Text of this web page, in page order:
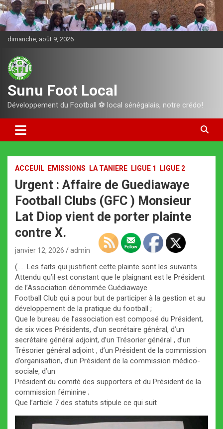
Aller
au
contenu
dimanche, août 9, 2026
Sunu Foot Local
Développement du Football ⚽️ local sénégalais, notre crédo!
ACCEUIL EMISSIONS LA TANIERE LIGUE 1 LIGUE 2
Urgent : Affaire de Guediawaye
Football Clubs (GFC ) Monsieur
Lat Diop vient de porter plainte
contre X.
janvier 12, 2026 admin
(….. Les faits qui justifient cette plainte sont les suivants.
Attendu qu’il est constant que le plaignant est le Président
de l’Association dénommée Guédiawaye
Football Club qui a pour but de participer à la gestion et au
développement de la pratique du football ;
Que le bureau de l’association est composé du Président,
de six vices Présidents, d’un secrétaire général, d’un
secrétaire général adjoint, d’un Trésorier général , d’un
Trésorier général adjoint , d’un Président de la commission
d’organisation, d’un Président de la commission médico-
sociale, d’un
Président du comité des supporters et du Président de la
commission féminine ;
Que l’article 7 des statuts stipule ce qui suit